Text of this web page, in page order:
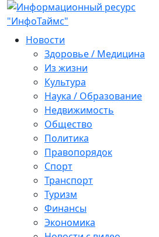
Новости
Здоровье / Медицина
Из жизни
Культура
Наука / Образование
Недвижимость
Общество
Политика
Правопорядок
Спорт
Транспорт
Туризм
Финансы
Экономика